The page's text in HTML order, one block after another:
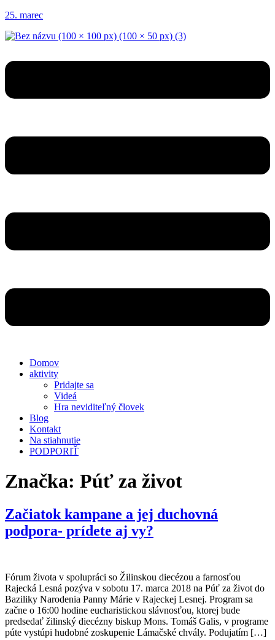
25. marec
Domov
aktivity
Pridajte sa
Videá
Hra neviditeľný človek
Blog
Kontakt
Na stiahnutie
PODPORIŤ
Značka: Púť za život
Začiatok kampane a jej duchovná
podpora- prídete aj vy?
Fórum života v spolupráci so Žilinskou diecézou a farnosťou
Rajecká Lesná pozýva v sobotu 17. marca 2018 na Púť za život do
Baziliky Narodenia Panny Márie v Rajeckej Lesnej. Program sa
začne o 16:00 hodine eucharistickou slávnosťou, ktorej bude
predsedať žilinský diecézny biskup Mons. Tomáš Galis, v programe
púte vystúpi hudobné zoskupenie Lámačské chvály. Podujatím […]